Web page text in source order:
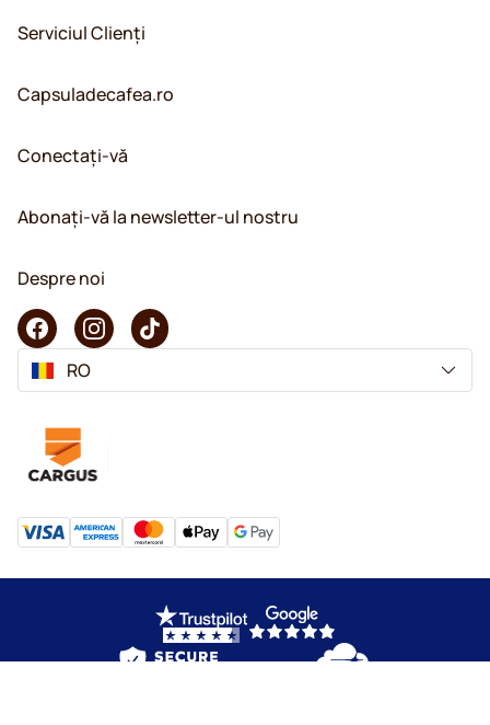
Serviciul Clienți
Capsuladecafea.ro
Conectați-vă
Abonați-vă la newsletter-ul nostru
Despre noi
RO